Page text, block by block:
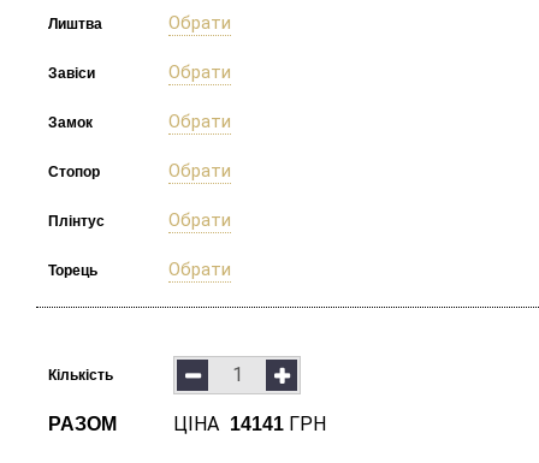
Лиштва Обрати
Завіси Обрати
Замок Обрати
Стопор Обрати
Плінтус Обрати
Торець Обрати
Кількість
РАЗОМ ЦІНА 14141 ГРН